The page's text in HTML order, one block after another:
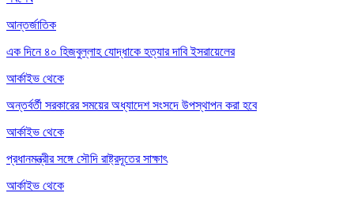
আন্তর্জাতিক
এক দিনে ৪০ হিজবুল্লাহ যোদ্ধাকে হত্যার দাবি ইসরায়েলের
আর্কাইভ থেকে
অন্তর্বর্তী সরকারের সময়ের অধ্যাদেশ সংসদে উপস্থাপন করা হবে
আর্কাইভ থেকে
প্রধানমন্ত্রীর সঙ্গে সৌদি রাষ্ট্রদূতের সাক্ষাৎ
আর্কাইভ থেকে